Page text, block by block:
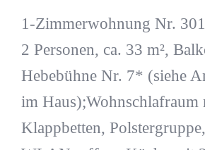
1-Zimmerwohnung Nr.
2 Personen, ca. 33 m²,
Hebebühne Nr. 7* (siehe
im Haus);Wohnschlafraum
Klappbetten,